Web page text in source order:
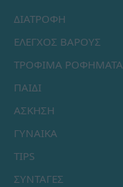
ΔΙΑΤΡΟΦΗ
ΕΛΕΓΧΟΣ ΒΑΡΟΥΣ
ΤΡΟΦΙΜΑ ΡΟΦΗΜΑΤΑ
ΠΑΙΔΙ
ΑΣΚΗΣΗ
ΓΥΝΑΙΚΑ
TIPS
ΣΥΝΤΑΓΕΣ